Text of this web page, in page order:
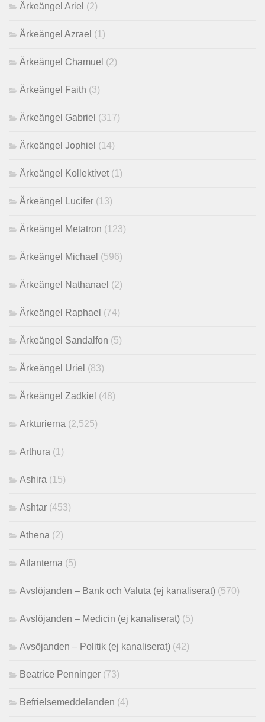
Ärkeängel Ariel (2)
Ärkeängel Azrael (1)
Ärkeängel Chamuel (2)
Ärkeängel Faith (3)
Ärkeängel Gabriel (317)
Ärkeängel Jophiel (14)
Ärkeängel Kollektivet (1)
Ärkeängel Lucifer (13)
Ärkeängel Metatron (123)
Ärkeängel Michael (596)
Ärkeängel Nathanael (2)
Ärkeängel Raphael (74)
Ärkeängel Sandalfon (5)
Ärkeängel Uriel (83)
Ärkeängel Zadkiel (48)
Arkturierna (2,525)
Arthura (1)
Ashira (15)
Ashtar (453)
Athena (2)
Atlanterna (5)
Avslöjanden – Bank och Valuta (ej kanaliserat) (570)
Avslöjanden – Medicin (ej kanaliserat) (5)
Avsöjanden – Politik (ej kanaliserat) (42)
Beatrice Penninger (73)
Befrielsemeddelanden (4)